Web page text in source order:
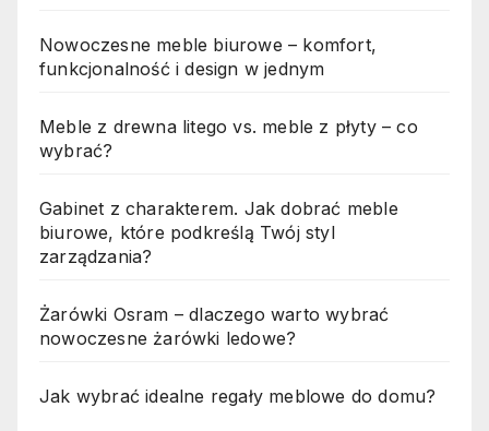
Nowoczesne meble biurowe – komfort,
funkcjonalność i design w jednym
Meble z drewna litego vs. meble z płyty – co
wybrać?
Gabinet z charakterem. Jak dobrać meble
biurowe, które podkreślą Twój styl
zarządzania?
Żarówki Osram – dlaczego warto wybrać
nowoczesne żarówki ledowe?
Jak wybrać idealne regały meblowe do domu?